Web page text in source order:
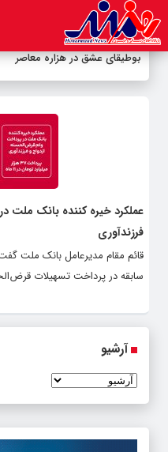
بوطیقای عشق در هزاره معاصر
عملکرد خیره کننده بانک ملت
فرزندآوری
قائم مقام مدیرعامل بانک ملت
سابقه در پرداخت تسهیلات
آرشیو